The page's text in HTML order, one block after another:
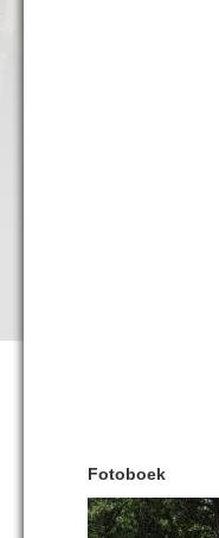
Fotoboek